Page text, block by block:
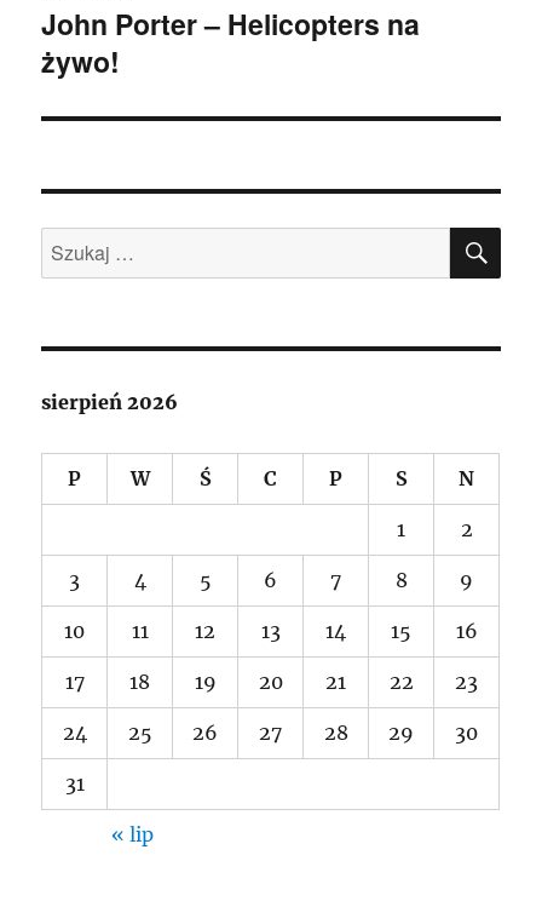
Następny
wpis:
John Porter – Helicopters na
żywo!
Szukaj:
sierpień 2026
P W Ś C P S N
1 2
3 4 5 6 7 8 9
10 11 12 13 14 15 16
17 18 19 20 21 22 23
24 25 26 27 28 29 30
31
« lip